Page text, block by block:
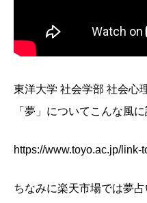
東洋大学 社会学部 社会心
「夢」についてこんな風
https://www.toyo.ac.jp/link-
ちなみに楽天市場では夢